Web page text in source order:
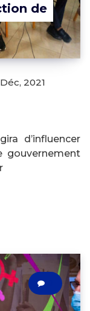
de
Déc, 2021
d’influencer
gouvernement